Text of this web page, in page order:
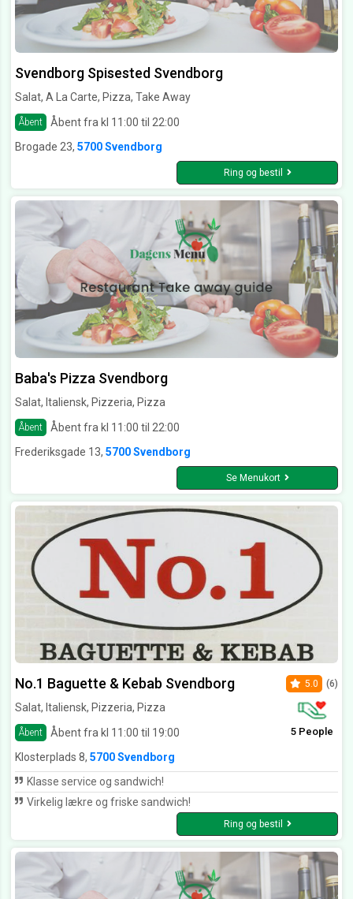
Svendborg Spisested Svendborg
Salat, A La Carte, Pizza, Take Away
Åbent
Åbent fra kl 11:00 til 22:00
Brogade 23, 5700 Svendborg
Ring og bestil
Baba's Pizza Svendborg
Salat, Italiensk, Pizzeria, Pizza
Åbent
Åbent fra kl 11:00 til 22:00
Frederiksgade 13, 5700 Svendborg
Se Menukort
No.1 Baguette & Kebab Svendborg
Salat, Italiensk, Pizzeria, Pizza
Åbent Åbent fra kl 11:00 til 19:00
5.0 (6)
5 People
Klosterplads 8, 5700 Svendborg
Klasse service og sandwich!
Virkelig lækre og friske sandwich!
Ring og bestil